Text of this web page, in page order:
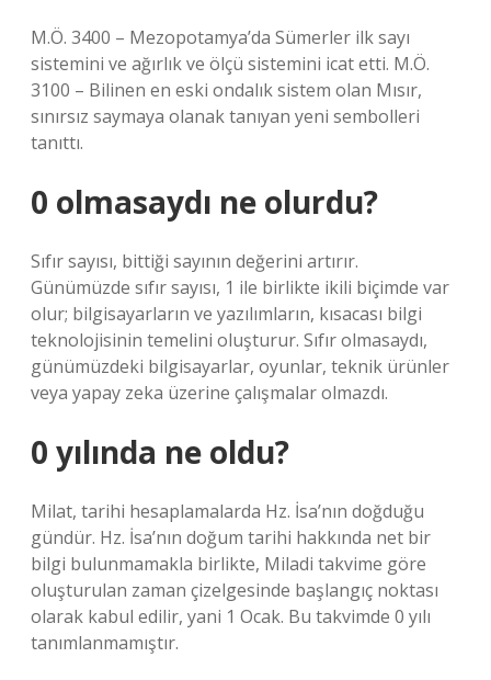
M.Ö. 3400 – Mezopotamya’da Sümerler ilk sayı
sistemini ve ağırlık ve ölçü sistemini icat etti. M.Ö.
3100 – Bilinen en eski ondalık sistem olan Mısır,
sınırsız saymaya olanak tanıyan yeni sembolleri
tanıttı.
0 olmasaydı ne olurdu?
Sıfır sayısı, bittiği sayının değerini artırır.
Günümüzde sıfır sayısı, 1 ile birlikte ikili biçimde var
olur; bilgisayarların ve yazılımların, kısacası bilgi
teknolojisinin temelini oluşturur. Sıfır olmasaydı,
günümüzdeki bilgisayarlar, oyunlar, teknik ürünler
veya yapay zeka üzerine çalışmalar olmazdı.
0 yılında ne oldu?
Milat, tarihi hesaplamalarda Hz. İsa’nın doğduğu
gündür. Hz. İsa’nın doğum tarihi hakkında net bir
bilgi bulunmamakla birlikte, Miladi takvime göre
oluşturulan zaman çizelgesinde başlangıç ​​noktası
olarak kabul edilir, yani 1 Ocak. Bu takvimde 0 yılı
tanımlanmamıştır.